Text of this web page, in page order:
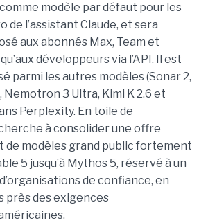
modèle par défaut pour les
de l’assistant Claude, et sera
aux abonnés Max, Team et
développeurs via l’API. Il est
parmi les autres modèles (Sonar 2,
Nemotron 3 Ultra, Kimi K 2.6 et
Perplexity. En toile de
à consolider une offre
de modèles grand public fortement
5 jusqu’à Mythos 5, réservé à un
de confiance, en
près des exigences